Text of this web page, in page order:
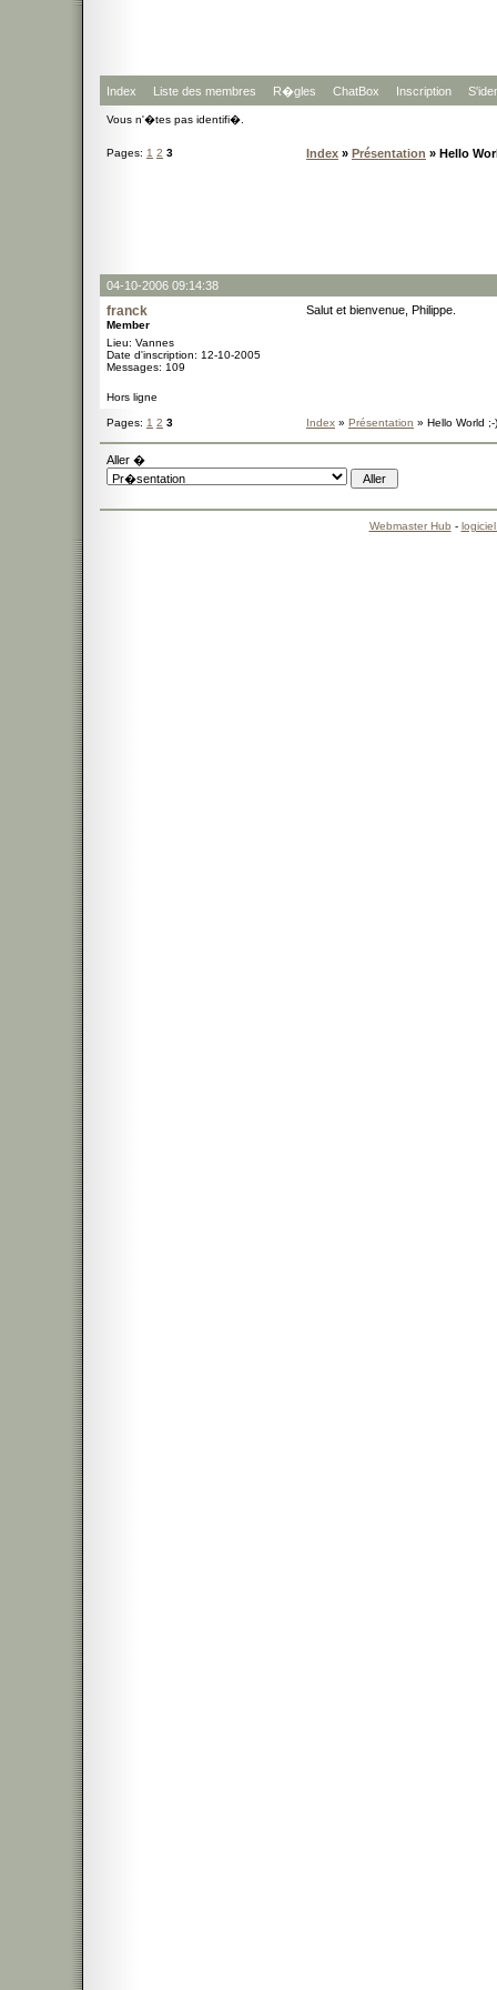
Index Liste des membres R�gles ChatBox Inscription
Vous n'�tes pas identifi�.
Pages: 1 2 3 Index » Présentation » Hello
04-10-2006 09:14:38
franck
Member
Lieu: Vannes
Date d'inscription: 12-10-2005
Messages: 109
Salut et bienvenue, Philippe.
Hors ligne
Pages: 1 2 3 Index » Présentation » Hello World ;-)
Aller �
Webmaster Hub -